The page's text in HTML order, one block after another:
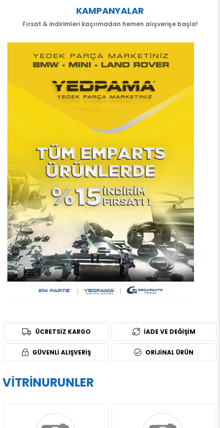
KAMPANYALAR
Fırsat & indirimleri kaçırmadan hemen alışverişe başla!
ÜCRETSİZ KARGO İADE VE DEĞİŞİM
GÜVENLİ ALIŞVERİŞ ORİJİNAL ÜRÜN
VITRINURUNLER